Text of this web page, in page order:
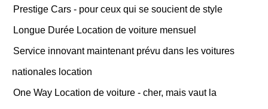
Prestige Cars - pour ceux qui se soucient de style
Longue Durée Location de voiture mensuel
Service innovant maintenant prévu dans les voitures
nationales location
One Way Location de voiture - cher, mais vaut la